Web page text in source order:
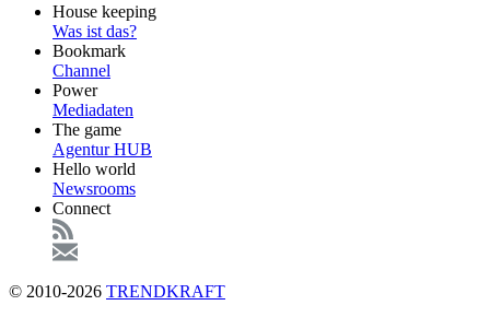
FooterHouse keeping
Was ist das?
Bookmark
Channel
Power
Mediadaten
The game
Agentur HUB
Hello world
Newsrooms
Connect
© 2010-2026 TRENDKRAFT